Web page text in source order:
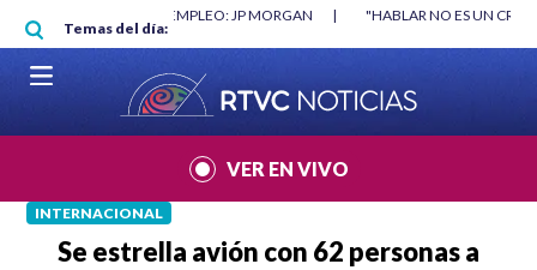
Pasar al contenido principal
Temas del día:
MÍNIMO NO DESTRUYÓ EMPLEO: JP MORGAN |
"HABLAR NO ES UN
MUNDIAL 2026
|
VER EN VIVO
INTERNACIONAL
Se estrella avión con 62 personas a